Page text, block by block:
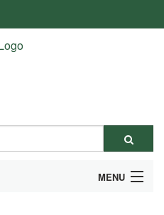
MENU